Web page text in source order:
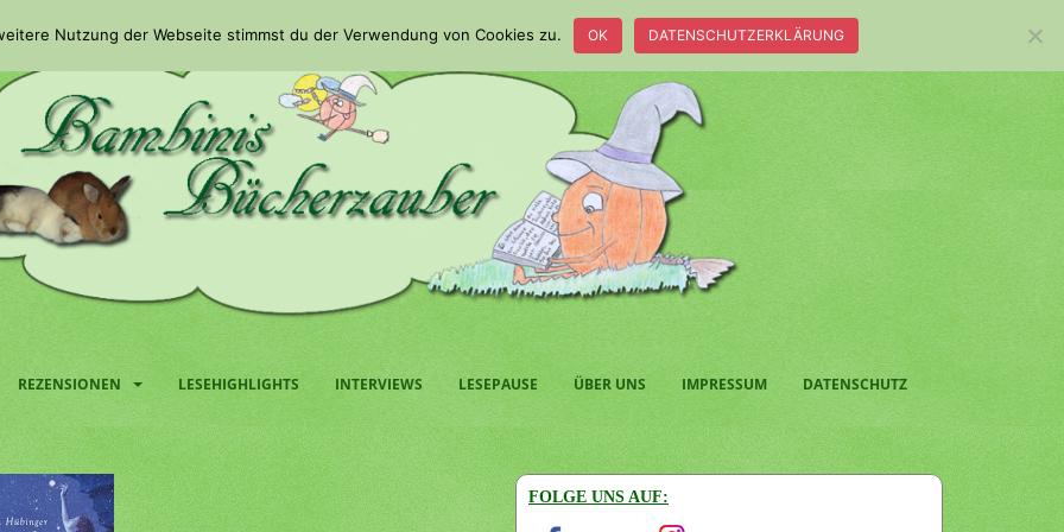
REZENSIONEN LESEHIGHLIGHTS INTERVIEWS LESEPAUSE ÜBER UNS IMPRESSUM DATENSCHUTZ
FOLGE UNS AUF:
Nutzung der Webseite stimmst du der Verwendung von Cookies zu. OK DATENSCHUTZERKLÄRUNG